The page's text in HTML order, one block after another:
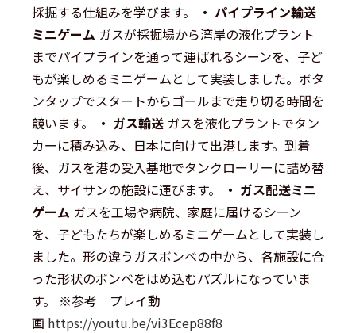
採掘する仕組みを学びます。
・ パイプライン輸送
ミニゲーム ガスが採掘場から湾岸の液化プラント
までパイプラインを通って運ばれるシーンを、子ど
もが楽しめるミニゲームとして実装しました。ボタ
ンタップでスタートからゴールまで走り切る時間を
競います。
・ ガス輸送 ガスを液化プラントでタン
カーに積み込み、日本に向けて出港します。到着
後、ガスを港の受入基地でタンクローリーに詰め替
え、サイサンの施設に運びます。
・ ガス配送ミニ
ゲーム ガスを工場や病院、家庭に届けるシーン
を、子どもたちが楽しめるミニゲームとして実装し
ました。形の違うガスボンベの中から、各施設に合
った形状のボンベをはめ込むパズルになっていま
す。 ※参考 プレイ動
画 https://youtu.be/vi3Ecep88f8